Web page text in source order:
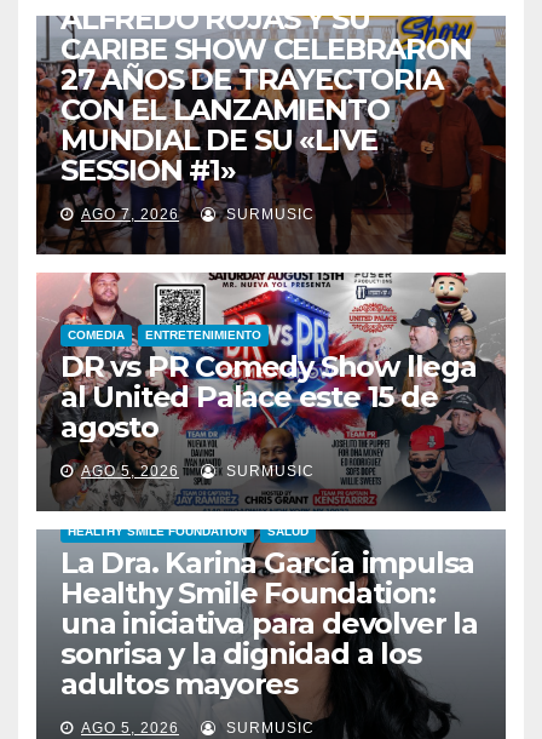
ALFREDO ROJAS Y SU
CARIBE SHOW CELEBRARON
27 AÑOS DE TRAYECTORIA
CON EL LANZAMIENTO
MUNDIAL DE SU «LIVE
SESSION #1»
AGO 7, 2026 SURMUSIC
COMEDIA ENTRETENIMIENTO
DR vs PR Comedy Show llega
al United Palace este 15 de
agosto
AGO 5, 2026 SURMUSIC
HEALTHY SMILE FOUNDATION SALUD
La Dra. Karina García impulsa
Healthy Smile Foundation:
una iniciativa para devolver la
sonrisa y la dignidad a los
adultos mayores
AGO 5, 2026 SURMUSIC